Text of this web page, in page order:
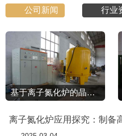
公司新闻 行业
基于离子氮化炉的晶体产业发展分析
离子氮化炉应用探究：制备